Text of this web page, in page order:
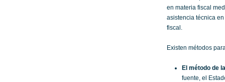
en materia fiscal
asistencia técnica
fiscal.
Existen métodos
El método de
fuente, el